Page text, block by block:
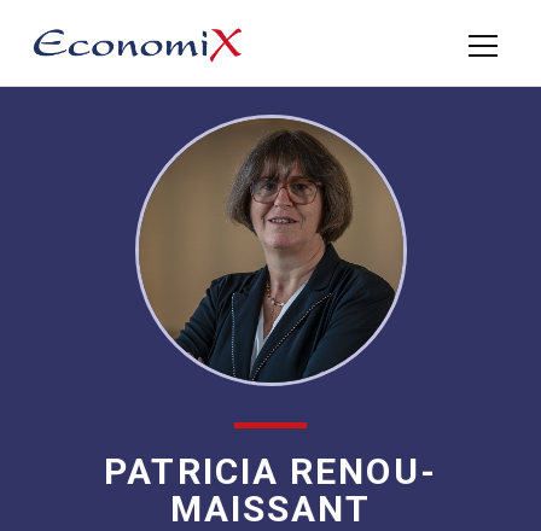
PATRICIA RENOU-
MAISSANT